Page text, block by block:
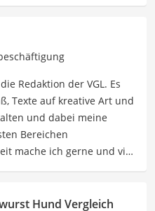
Spielzeug,
mehr.
ist aus unserer Sicht
Hunde-Besitzer
Redaktion der VGL. Es
Texte auf kreative Art und
und dabei meine
Bereichen
mache ich gerne und viel
Korrektheit zu
Hund Vergleich